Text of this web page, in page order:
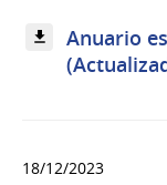
Anuario
18/12/2023